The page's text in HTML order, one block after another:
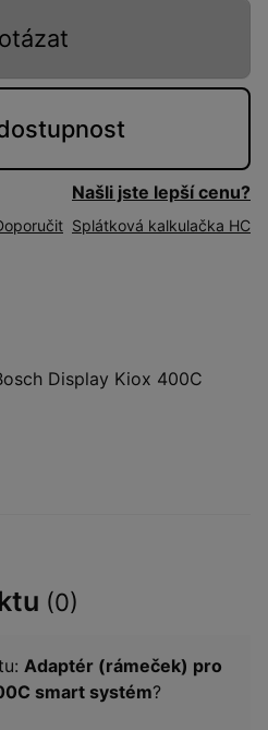
Našli jste lepší cenu?
Splátková kalkulačka HC
Display Kiox 400C
(0)
Adaptér (rámeček) pro
smart systém?